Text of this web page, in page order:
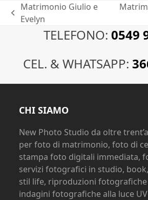
post
precedente:
Matrimonio Giulio e
Evelyn
TELEFONO: 0549
CEL. & WHATSAPP:
CHI SIAMO
New Photo Studio da oltre
per foto di matrimonio, foto di
stampa foto digitali immediata,
servizi fotografici in studio,
stil life, riproduzioni fotografiche
indagini fotografiche alla luce